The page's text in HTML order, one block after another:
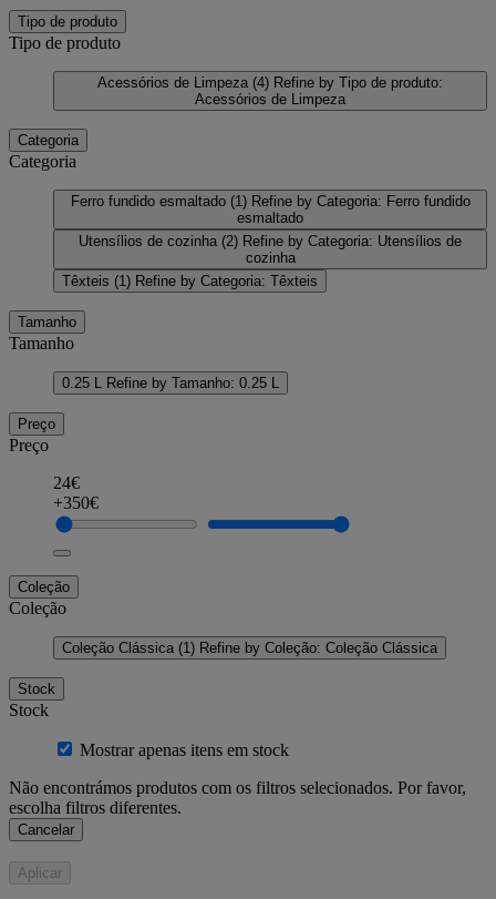
Tipo de produto
Tipo de produto
Acessórios de Limpeza (4) Refine by Tipo de produto:
Acessórios de Limpeza
Categoria
Categoria
Ferro fundido esmaltado (1) Refine by Categoria: Ferro fundido
esmaltado
Utensílios de cozinha (2) Refine by Categoria: Utensílios de
cozinha
Têxteis (1) Refine by Categoria: Têxteis
Tamanho
Tamanho
0.25 L Refine by Tamanho: 0.25 L
Preço
Preço
24€
+350€
Coleção
Coleção
Coleção Clássica (1) Refine by Coleção: Coleção Clássica
Stock
Stock
Mostrar apenas itens em stock
Não encontrámos produtos com os filtros selecionados. Por favor,
escolha filtros diferentes.
Cancelar
Aplicar